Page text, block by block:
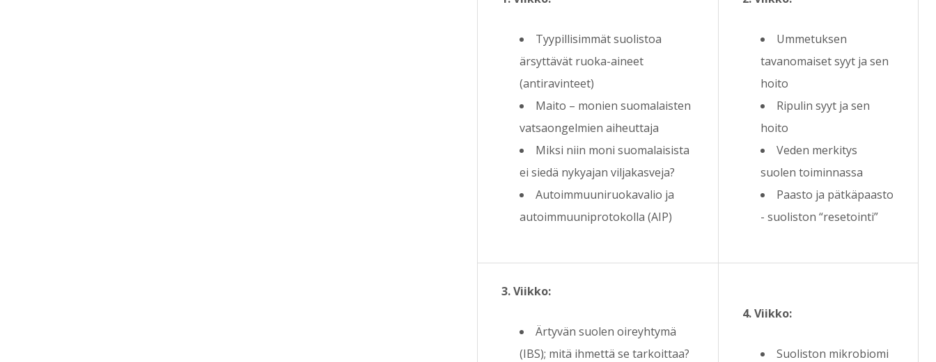
Tyypillisimmät suolistoa
ärsyttävät ruoka-aineet
(antiravinteet)
Maito – monien suomalaisten
vatsaongelmien aiheuttaja
Miksi niin moni suomalaisista
ei siedä nykyajan viljakasveja?
Autoimmuuniruokavalio ja
autoimmuuniprotokolla (AIP)
Ummetuksen
tavanomaiset syyt ja sen
hoito
Ripulin syyt ja sen
hoito
Veden merkitys
suolen toiminnassa
Paasto ja pätkäpaasto
- suoliston “resetointi”
3. Viikko:
Ärtyvän suolen oireyhtymä
(IBS); mitä ihmettä se tarkoittaa?
4. Viikko:
Suoliston mikrobiomi